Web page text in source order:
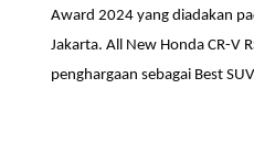
Award 2024 yang diadakan
Jakarta. All New Honda CR-V
penghargaan sebagai Best